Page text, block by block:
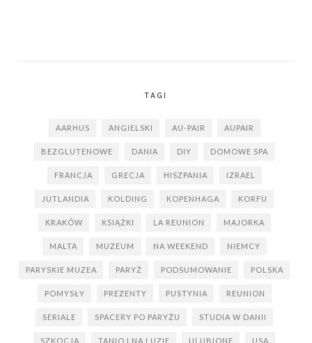
TAGI
AARHUS ANGIELSKI AU-PAIR AUPAIR
BEZGLUTENOWE DANIA DIY DOMOWE SPA
FRANCJA GRECJA HISZPANIA IZRAEL
JUTLANDIA KOLDING KOPENHAGA KORFU
KRAKÓW KSIĄŻKI LA REUNION MAJORKA
MALTA MUZEUM NA WEEKEND NIEMCY
PARYSKIE MUZEA PARYŻ PODSUMOWANIE POLSKA
POMYSŁY PREZENTY PUSTYNIA REUNION
SERIALE SPACERY PO PARYŻU STUDIA W DANII
SZKOCJA TANIO I NA LUZIE ULUBIONE USA